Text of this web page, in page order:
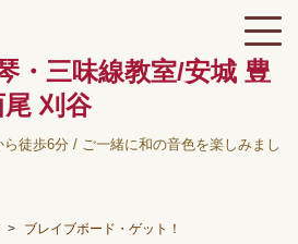
・三味線教室/安城 豊
刈谷
徒歩6分 / ご一緒に和の音色を楽しみまし
ブレイブボード・ゲット！